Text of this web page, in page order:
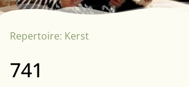
Repertoire: Kerst
741